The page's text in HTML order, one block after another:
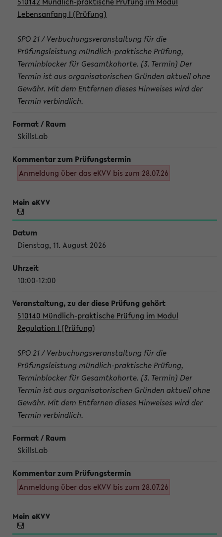
Lebensanfang I (Prüfung)
SPO 21 / Verbuchungsveranstaltung für die
Prüfungsleistung mündlich-praktische Prüfung,
Terminblocker für Gesamtkohorte. (3. Termin) Der
Termin ist aus organisatorischen Gründen aktuell ohne
Gewähr. Mit dem Entfernen dieses Hinweises wird der
Termin verbindlich.
SkillsLab
Anmeldung über das eKVV bis zum 28.07.26
Dienstag, 11. August 2026
10:00-12:00
510140 Mündlich-praktische Prüfung im Modul
Regulation I (Prüfung)
SPO 21 / Verbuchungsveranstaltung für die
Prüfungsleistung mündlich-praktische Prüfung,
Terminblocker für Gesamtkohorte. (3. Termin) Der
Termin ist aus organisatorischen Gründen aktuell ohne
Gewähr. Mit dem Entfernen dieses Hinweises wird der
Termin verbindlich.
SkillsLab
Anmeldung über das eKVV bis zum 28.07.26